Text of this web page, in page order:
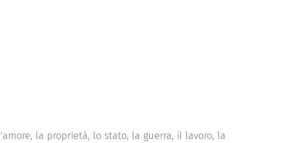
la proprietà, lo stato, la guerra, il lavoro, la